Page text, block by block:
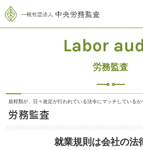
会社紹介
サービス内容
Labor
労務監査
規程類が、日々改定が行われている法令にマッチしている
労務監査
就業規則は会社の法